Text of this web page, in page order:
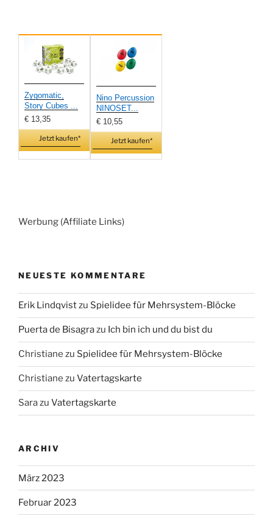
Zygomatic,
Story Cubes ...
€ 13,35
Jetzt kaufen*
Nino Percussion
NINOSET...
€ 10,55
Jetzt kaufen*
Werbung (Affiliate Links)
NEUESTE KOMMENTARE
Erik Lindqvistzu Spielidee für Mehrsystem-Blöcke
Puerta de Bisagrazu Ich bin ich und du bist du
Christiane zu Spielidee für Mehrsystem-Blöcke
Christiane zu Vatertagskarte
Sarazu Vatertagskarte
ARCHIV
März 2023
Februar 2023